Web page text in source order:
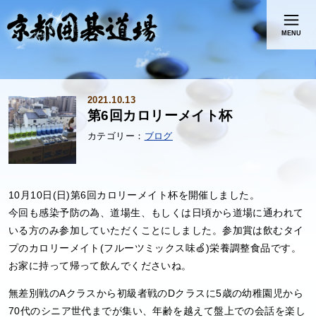
MENU
2021.10.13
第6回カロリーメイト杯
ブログ
10月10日(日)第6回カロリーメイト杯を開催しました。
今回も感染予防の為、道場生、もしくは日頃から道場に通われて
いる方のみ参加していただくことにしました。参加賞は飲むタイ
プのカロリーメイト(フルーツミックス味🍏)栄養調整食品です。
お家に持って帰って飲んでくださいね。
無差別戦のAクラスから初級者戦のDクラスに5歳の幼稚園児から
70代のシニア世代までが集い、年齢を越えて盤上での会話を楽し